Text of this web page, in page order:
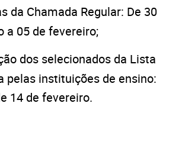
da Chamada Regular: De 30
a 05 de fevereiro;
dos selecionados da Lista
pelas instituições de ensino:
14 de fevereiro.